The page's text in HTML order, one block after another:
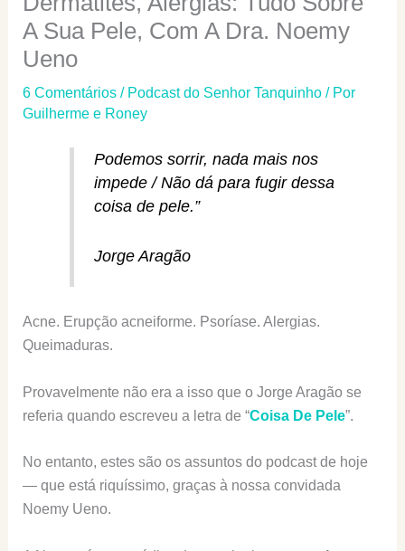
A Sua Pele, Com A Dra. Noemy
Ueno
6 Comentários / Podcast do Senhor Tanquinho/ Por
Guilherme e Roney
Podemos sorrir, nada mais nos
impede / Não dá para fugir dessa
coisa de pele.”
Jorge Aragão
Acne. Erupção acneiforme. Psoríase. Alergias.
Queimaduras.
Provavelmente não era a isso que o Jorge Aragão se
referia quando escreveu a letra de “Coisa De Pele”.
No entanto, estes são os assuntos do podcast de hoje
— que está riquíssimo, graças à nossa convidada
Noemy Ueno.